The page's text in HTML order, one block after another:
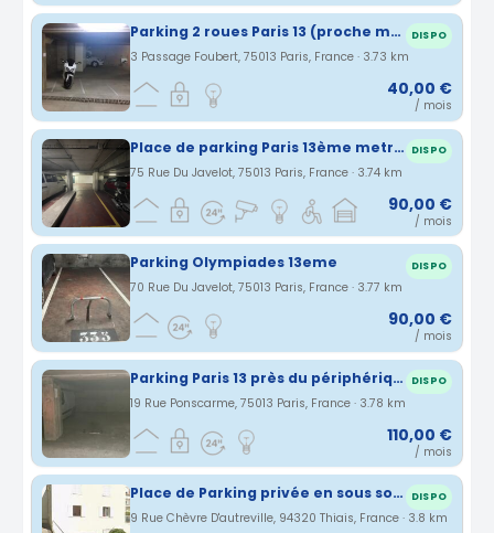
Parking 2 roues Paris 13 (proche métro Tolbiac) DISPO
3 Passage Foubert, 75013 Paris, France · 3.73 km
40,00 €
/ mois
Place de parking Paris 13ème metro Olympiades - 11m² DISPO
75 Rue Du Javelot, 75013 Paris, France · 3.74 km
90,00 €
/ mois
Parking Olympiades 13eme DISPO
70 Rue Du Javelot, 75013 Paris, France · 3.77 km
90,00 €
/ mois
Parking Paris 13 près du périphérique des stations Olympiades et Bibliothèque François Mitterrand DISPO
19 Rue Ponscarme, 75013 Paris, France · 3.78 km
110,00 €
/ mois
Place de Parking privée en sous sol à louer proche aéroport orly 5 minutes DISPO
9 Rue Chèvre D'autreville, 94320 Thiais, France · 3.8 km